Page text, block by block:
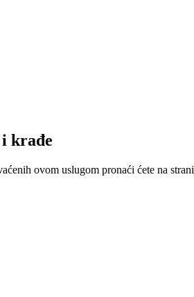
krađe
ovom uslugom pronaći ćete na strani